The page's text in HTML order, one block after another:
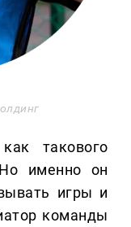
такового
именно он
игры и
команды